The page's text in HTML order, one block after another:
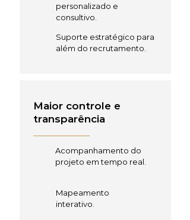
personalizado e
consultivo.
Suporte estratégico para
além do recrutamento.
Maior controle e
transparência
Acompanhamento do
projeto em tempo real.
Mapeamento
interativo.